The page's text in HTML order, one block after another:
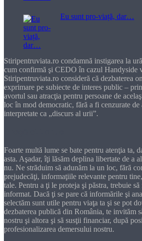
Eu sunt pro-viață, dar…
Stiripentruviata.ro condamnă instigarea la
cum confirmă şi CEDO în cazul Handyside
Stiripentruviata.ro consideră că dezbaterea
exprimare pe subiecte de interes public –
avortul sau atracţia pentru persoane de
loc în mod democratic, fără a fi cenzurate de
interpretate ca „discurs al urii”.
Foarte multă lume se bate pentru atenţia ta,
asta. Aşadar, îţi lăsăm deplina libertate de a
nu. Ne străduim să adunăm la un loc, fără
prejudecăţi, informaţiile relevante pentru
tale. Pentru a ţi le proteja şi păstra, trebuie
informat. Dacă ţi se pare că informările şi
selectăm sunt utile pentru viaţa ta şi se pot
dezbaterea publică din România, te invităm
nostru şi altora şi să susţii financiar, după
profesionalizarea demersului nostru.